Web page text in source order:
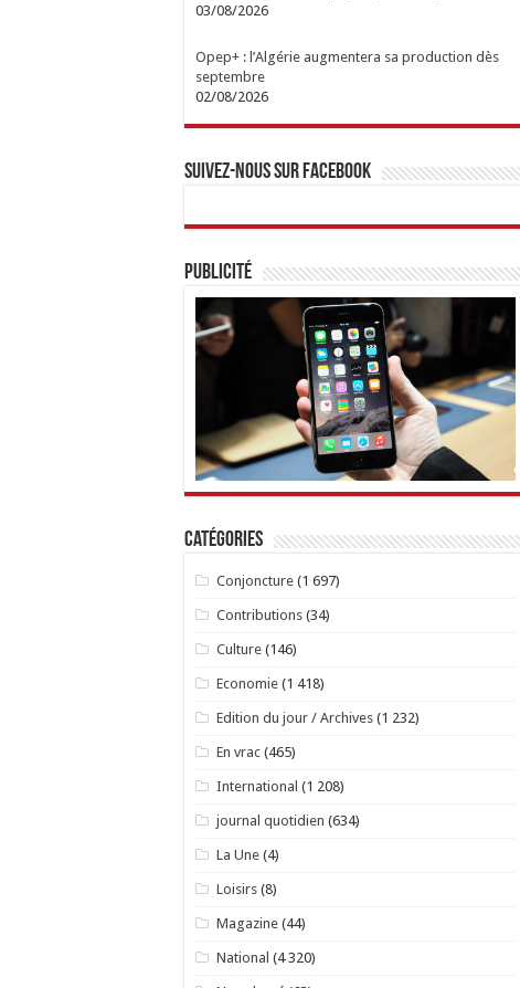
03/08/2026
Opep+ : l’Algérie augmentera sa production dès
septembre
02/08/2026
Suivez-nous sur Facebook
Publicité
Catégories
Conjoncture(1 697)
Contributions(34)
Culture(146)
Economie(1 418)
Edition du jour / Archives(1 232)
En vrac(465)
International (1 208)
journal quotidien (634)
La Une(4)
Loisirs(8)
Magazine(44)
National (4 320)